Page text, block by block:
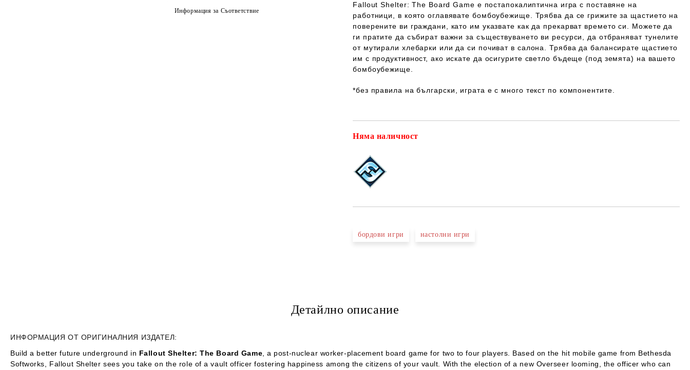
Fallout Shelter: The Board Game е постапокалиптична игра с поставяне на
работници, в която оглавявате бомбоубежище. Трябва да се грижите за щастието на
поверените ви граждани, като им указвате как да прекарват времето си. Можете да
ги пратите да събират важни за съществуването ви ресурси, да отбраняват тунелите
от мутирали хлебарки или да си почиват в салона. Трябва да балансирате щастието
им с продуктивност, ако искате да осигурите светло бъдеще (под земята) на вашето
бомбоубежище
*без правила на български играта е с много текст по компонентите.
Няма наличност
бордови игри настолни игри
Информация за Съответствие
Детайлно описание
ИНФОРМАЦИЯ ОТ ОРИГИНАЛНИЯ ИЗДАТЕЛ:
Build a better future underground in Fallout Shelter: The Board Game , a post-nuclear worker-placement board game for two to four players. Based on the hit mobile game from Bethesda
Softworks, Fallout Shelter sees you take on the role of a vault officer fostering happiness among the citizens of your vault. With the election of a new Overseer looming, the officer who can